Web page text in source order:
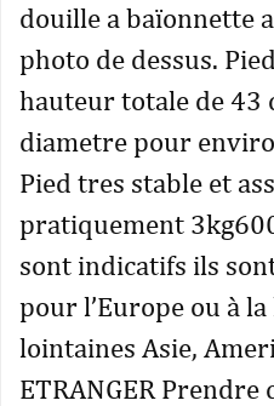
douille a baïonnette
photo de dessus.
hauteur totale de 43
diametre pour
Pied tres stable et
pratiquement
sont indicatifs ils
pour l’Europe ou à
lointaines Asie,
ETRANGER